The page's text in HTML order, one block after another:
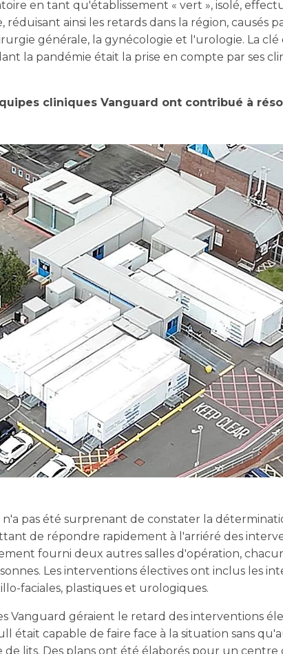
en tant qu'établissement « vert », isolé,
ainsi les retards dans la région, causés
générale, la gynécologie et l'urologie. La
la pandémie était la prise en compte par ses
cliniques Vanguard ont contribué à
n'a pas été surprenant de constater la
de répondre rapidement à l'arriéré des
fourni deux autres salles d'opération,
Les interventions électives ont inclus les
faciales, plastiques et urologiques.
Vanguard géraient le retard des interventions
était capable de faire face à la situation sans
lits. Des plans ont été élaborés pour un